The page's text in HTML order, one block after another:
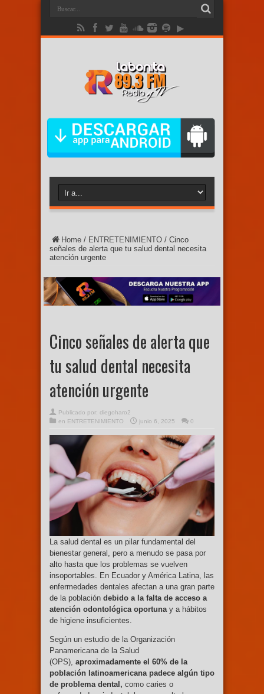
Home / ENTRETENIMIENTO / Cinco
señales de alerta que tu salud dental necesita
atención urgente
Cinco señales de alerta que
tu salud dental necesita
atención urgente
Publicado por: diegoharo2
en ENTRETENIMIENTO junio 6, 2025 0
La salud dental es un pilar fundamental del
bienestar general, pero a menudo se pasa por
alto hasta que los problemas se vuelven
insoportables. En Ecuador y América Latina, las
enfermedades dentales afectan a una gran parte
de la población debido a la falta de acceso a
atención odontológica oportunay a hábitos
de higiene insuficientes.
Según un estudio de la Organización
Panamericana de la Salud
(OPS), aproximadamente el 60% de la
población latinoamericana padece algún tipo
de problema dental, como caries o